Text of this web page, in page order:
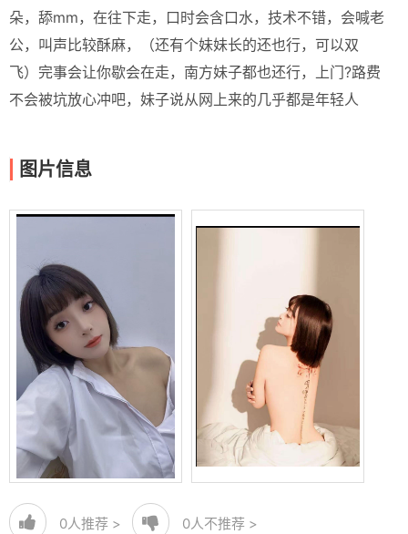
朵，舔mm，在往下走，口时会含口水，技术不错，会喊老
公，叫声比较酥麻，（还有个妹妹长的还也行，可以双
飞）完事会让你歇会在走，南方妹子都也还行，上门?路费
不会被坑放心冲吧，妹子说从网上来的几乎都是年轻人
图片信息
0人推荐 > 0人不推荐 >